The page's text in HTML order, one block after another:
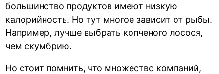
большинство продуктов имеют низкую
калорийность. Но тут многое зависит от рыбы.
Например, лучше выбрать копченого лосося,
чем скумбрию.
Но стоит помнить, что множество компаний,